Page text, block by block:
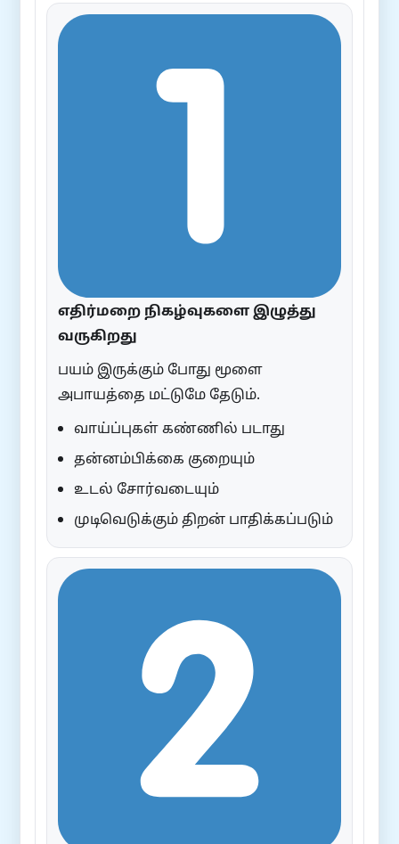
எதிர்மறை நிகழ்வுகளை இழுத்து
வருகிறது
பயம் இருக்கும் போது மூளை
அபாயத்தை மட்டுமே தேடும்.
வாய்ப்புகள் கண்ணில் படாது
தன்னம்பிக்கை குறையும்
உடல் சோர்வடையும்
முடிவெடுக்கும் திறன் பாதிக்கப்படும்